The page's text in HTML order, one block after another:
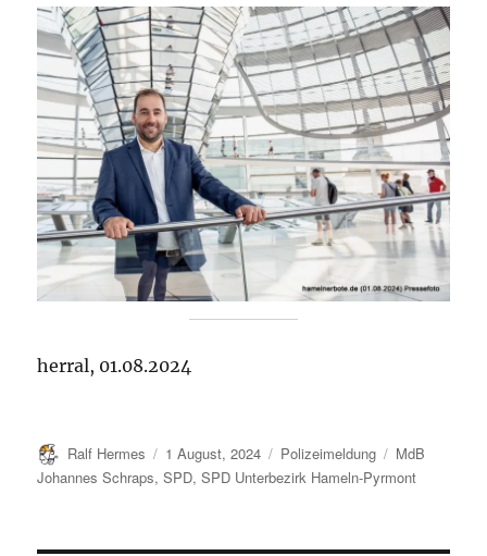
herral, 01.08.2024
Autor
Ralf Hermes
Veröffentlicht
am
1 August, 2024 Kategorien
Polizeimeldung Schlagwörter
MdB
Johannes Schraps,SPD,SPD Unterbezirk Hameln-Pyrmont